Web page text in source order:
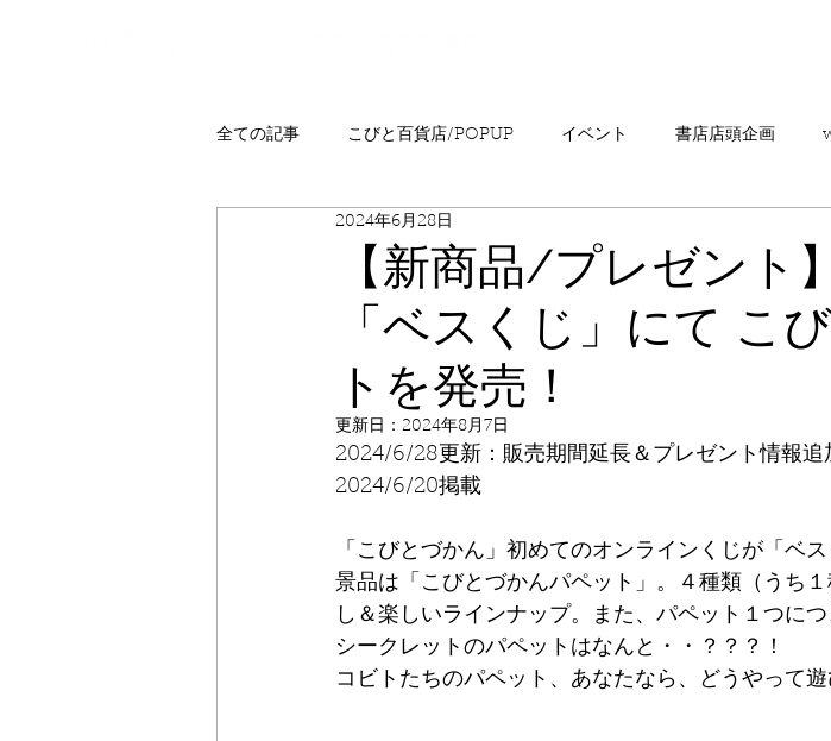
全ての記事 こびと百貨店/POPUP イベント 書店店頭企画
プレゼント ニュース
こびとはくぶつかん FAQ こびとづかんの町つるぎ
【新商品/プレゼント
「ベスくじ」にて こ
トを発売！
2024年6月28日
更新日： 2024年8月7日
2024/6/28更新：販売期間延長＆プレゼント情報追
2024/6/20掲載
「こびとづかん」初めてのオンラインくじが「ベ
景品は「こびとづかんパペット」。４種類（うち
し＆楽しいラインナップ。また、パペット１つに
シークレットのパペットはなんと・・？？？！
コビトたちのパペット、あなたなら、どうやって遊